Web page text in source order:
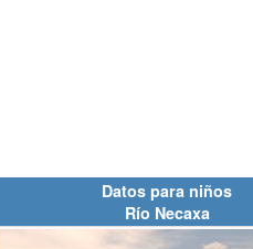
Datos para niños
Río Necaxa